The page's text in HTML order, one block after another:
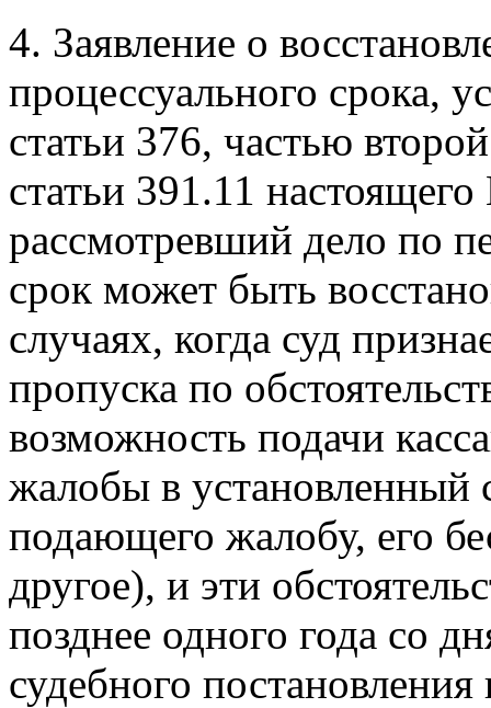
4. Заявление о
процессуального срока,
статьи 376, частью
статьи 391.11
рассмотревший дело по
срок может быть
случаях, когда суд
пропуска по
возможность подачи
жалобы в установленный
подающего жалобу, его
другое), и эти
позднее одного года со
судебного